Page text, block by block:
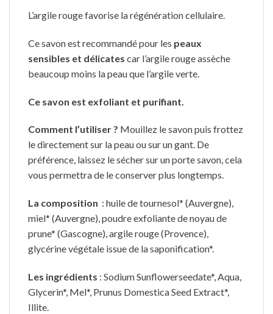
L’argile rouge favorise la régénération cellulaire.
Ce savon est recommandé pour les peaux
sensibles et délicates car l’argile rouge assèche
beaucoup moins la peau que l’argile verte.
Ce savon est exfoliant et purifiant.
Comment l’utiliser ? Mouillez le savon puis frottez
le directement sur la peau ou sur un gant. De
préférence, laissez le sécher sur un porte savon, cela
vous permettra de le conserver plus longtemps.
La composition : huile de tournesol* (Auvergne),
miel* (Auvergne), poudre exfoliante de noyau de
prune* (Gascogne), argile rouge (Provence),
glycérine végétale issue de la saponification*.
Les ingrédients : Sodium Sunflowerseedate*, Aqua,
Glycerin*, Mel*, Prunus Domestica Seed Extract*,
Illite.